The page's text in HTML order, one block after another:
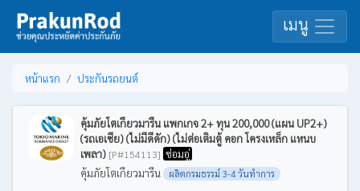
เมนู
หน้าแรก ประกันรถยนต์
คุ้มภัยโตเกียวมารีน แพกเกจ 2+ ทุน 200,000 (แผน UP2+)
(รถเอเชีย) (ไม่มีดีดัก) (ไม่ต่อเติมตู้ คอก โครงเหล็ก แหนบ
เพลา) [P#154113] ซ่อมอู่
คุ้มภัยโตเกียวมารีน
ผลิตกรมธรรม์ 3-4 วันทำการ